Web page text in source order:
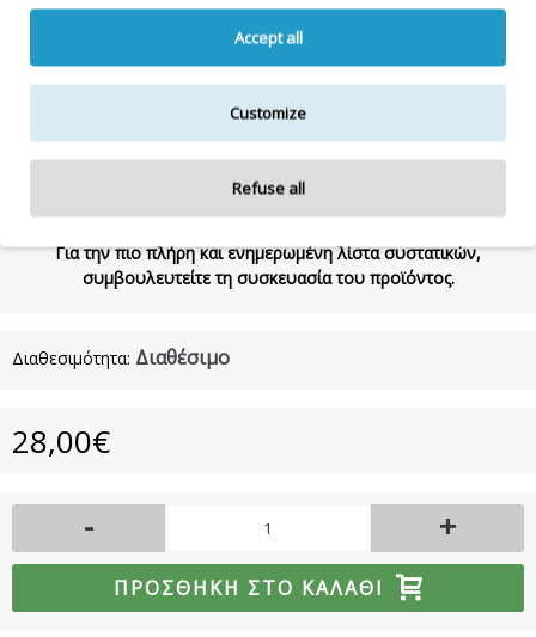
ACID, CITRONELLOL, TRIDECETH-7, TRIDECETH-5, SODIUM HYDROXIDE,
COUMARIN, PROPYLENE GLYCOL, TRIDECETH-12, CAPRYLYL ALCOHOL,
PHENETHYL ALCOHOL, TETRAMETHYL
ACETYLOCTAHYDRONAPHTHALENES, HEXAMETHYLINDANOPYRAN
Για την πιο πλήρη και ενημερωμένη λίστα συστατικών,
συμβουλευτείτε τη συσκευασία του προϊόντος.
Διαθεσιμότητα: Διαθέσιμο
28,00€
- +
ΠΡΟΣΘΉΚΗ ΣΤΟ ΚΑΛΆΘΙ
Accept all
Customize
Refuse all